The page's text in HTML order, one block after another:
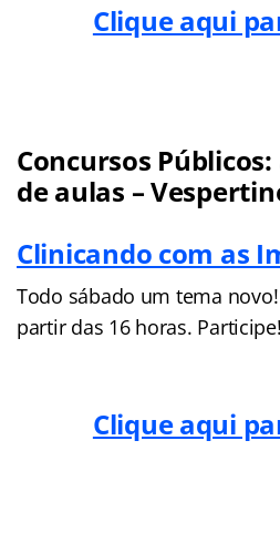
Clique aqui
Concursos
de aulas –
Clinicando com as
Todo sábado um tema
partir das 16 horas. Participe!
Clique aqui